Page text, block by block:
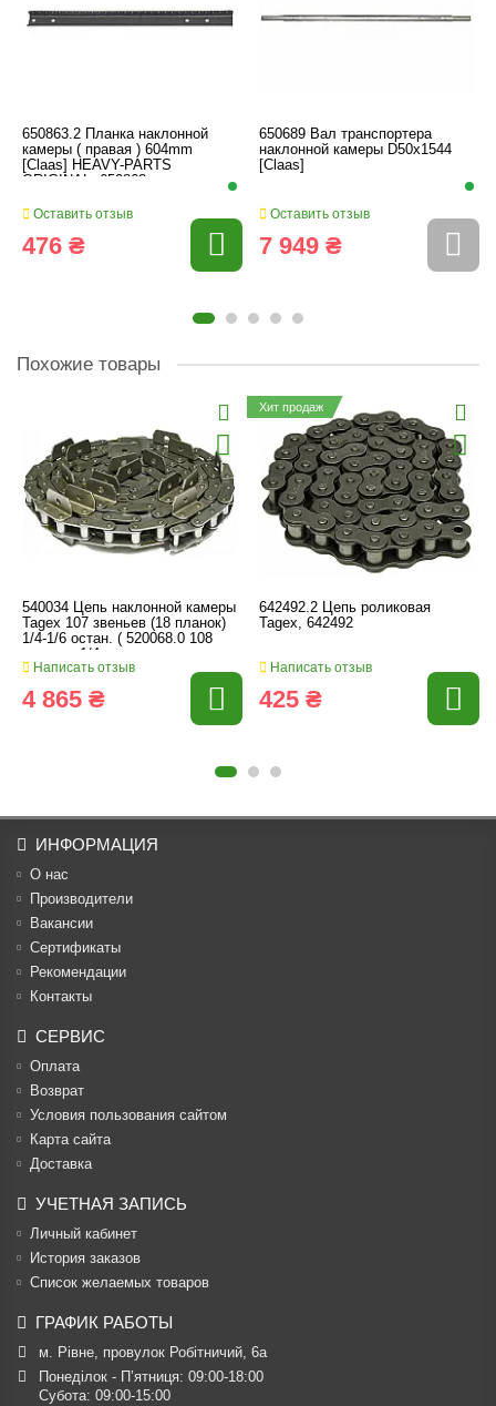
650863.2 Планка наклонной
камеры ( правая ) 604mm
[Claas] HEAVY-PARTS
ORIGINAL, 650863
Оставить отзыв
476 ₴
650689 Вал транспортера
наклонной камеры D50x1544
[Claas]
Оставить отзыв
7 949 ₴
Похожие товары
540034 Цепь наклонной камеры
Tagex 107 звеньев (18 планок)
1/4-1/6 остан. ( 520068.0 108
звеньев 1/4
Написать отзыв
4 865 ₴
Хит продаж
642492.2 Цепь роликовая
Tagex, 642492
Написать отзыв
425 ₴
ИНФОРМАЦИЯ
О нас
Производители
Вакансии
Cертификаты
Рекомендации
Контакты
СЕРВИС
Оплата
Возврат
Условия пользования сайтом
Карта сайта
Доставка
УЧЕТНАЯ ЗАПИСЬ
Личный кабинет
История заказов
Список желаемых товаров
ГРАФИК РАБОТЫ
м. Рівне, провулок Робітничий, 6а
Понеділок - П’ятниця: 09:00-18:00
Субота: 09:00-15:00